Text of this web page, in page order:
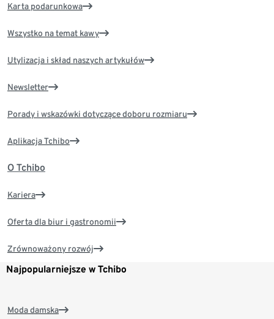
Karta podarunkowa
Wszystko na temat kawy
Utylizacja i skład naszych artykułów
Newsletter
Porady i wskazówki dotyczące doboru rozmiaru
Aplikacja Tchibo
O Tchibo
Kariera
Oferta dla biur i gastronomii
Zrównoważony rozwój
Najpopularniejsze w Tchibo
Moda damska